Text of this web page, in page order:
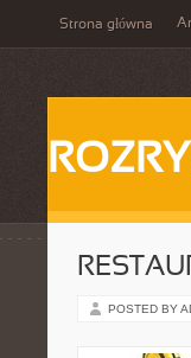
Strona główna
POSTED BY